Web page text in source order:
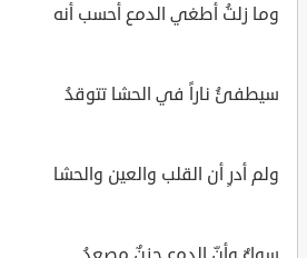
وما زلتُ أطغي الدمع أحسب أنه
سيطفئُ ناراً في الحشا تتوقدُ
ولم أدرِ أن القلب والعين والحشا